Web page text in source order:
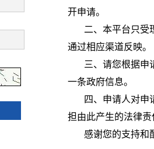
开申请。
二、本平台只受理
通过相应渠道反映。
三、请您根据申请
一条政府信息。
四、申请人对申请
担由此产生的法律责
感谢您的支持和